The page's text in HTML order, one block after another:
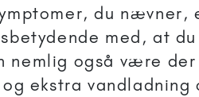
du nævner,
med, at
nemlig også være
ekstra vandladning